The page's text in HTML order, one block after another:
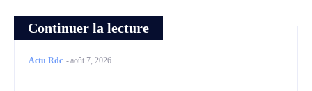
Continuer la lecture
Actu Rdc -août 7, 2026